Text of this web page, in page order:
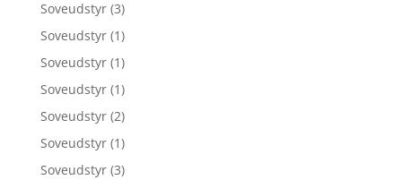
Soveudstyr (3)
Soveudstyr (1)
Soveudstyr (1)
Soveudstyr (1)
Soveudstyr (2)
Soveudstyr (1)
Soveudstyr (3)